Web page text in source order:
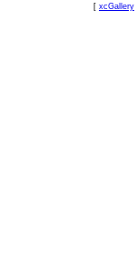
[ xcGallery